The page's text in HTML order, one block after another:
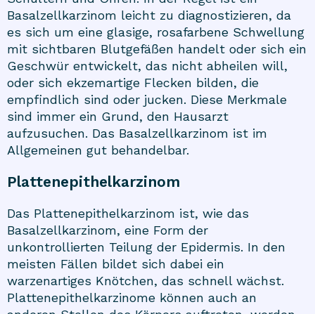
Basalzellkarzinom leicht zu diagnostizieren, da
es sich um eine glasige, rosafarbene Schwellung
mit sichtbaren Blutgefäßen handelt oder sich ein
Geschwür entwickelt, das nicht abheilen will,
oder sich ekzemartige Flecken bilden, die
empfindlich sind oder jucken. Diese Merkmale
sind immer ein Grund, den Hausarzt
aufzusuchen. Das Basalzellkarzinom ist im
Allgemeinen gut behandelbar.
Plattenepithelkarzinom
Das Plattenepithelkarzinom ist, wie das
Basalzellkarzinom, eine Form der
unkontrollierten Teilung der Epidermis. In den
meisten Fällen bildet sich dabei ein
warzenartiges Knötchen, das schnell wächst.
Plattenepithelkarzinome können auch an